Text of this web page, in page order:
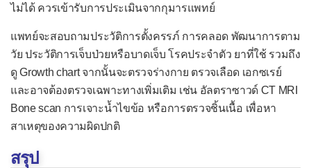
ไม่ได้ ควรเข้ารับการประเมินจากกุมารแพทย์
แพทย์จะสอบถามประวัติการตั้งครรภ์ การคลอด พัฒนาการตาม
วัย ประวัติการเจ็บป่วยหรือบาดเจ็บ โรคประจำตัว ยาที่ใช้ รวมถึง
ดู Growth chart จากนั้นจะตรวจร่างกาย ตรวจเลือด เอกซเรย์
และอาจต้องตรวจเฉพาะทางเพิ่มเติม เช่น อัลตราซาวด์ CT MRI
Bone scan การเจาะน้ำไขข้อ หรือการตรวจชิ้นเนื้อ เพื่อหา
สาเหตุของความผิดปกติ
สรุป